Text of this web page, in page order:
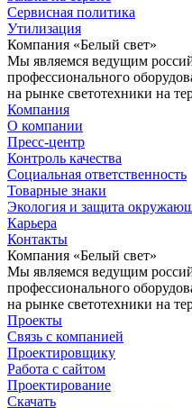
Сервисная политика
Утилизация
Компания «Белый свет»
Мы являемся ведущим
профессионального
на рынке светотехники на
Компания
О компании
Пресс-центр
Контроль качества
Социальная ответственность
Товарные знаки
Экология и защита
Карьера
Контакты
Компания «Белый свет»
Мы являемся ведущим
профессионального
на рынке светотехники на
Проекты
Связь с компанией
Проектировщику
Работа с сайтом
Проектирование
Скачать